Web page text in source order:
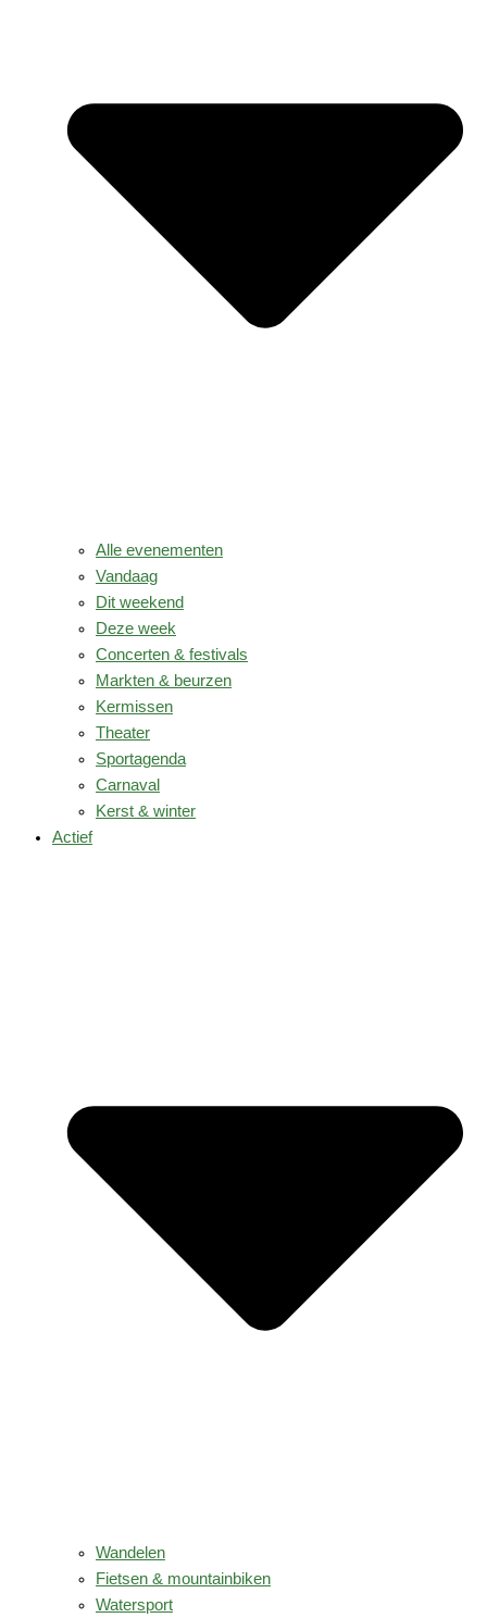
Alle evenementen
Vandaag
Dit weekend
Deze week
Concerten & festivals
Markten & beurzen
Kermissen
Theater
Sportagenda
Carnaval
Kerst & winter
Actief
Wandelen
Fietsen & mountainbiken
Watersport